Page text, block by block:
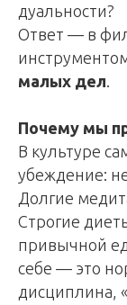
дуальности?
Ответ — в
малых дел.
Почему мы
В культуре
убеждение:
Долгие
Строгие
привычной
себе — это
дисциплина,